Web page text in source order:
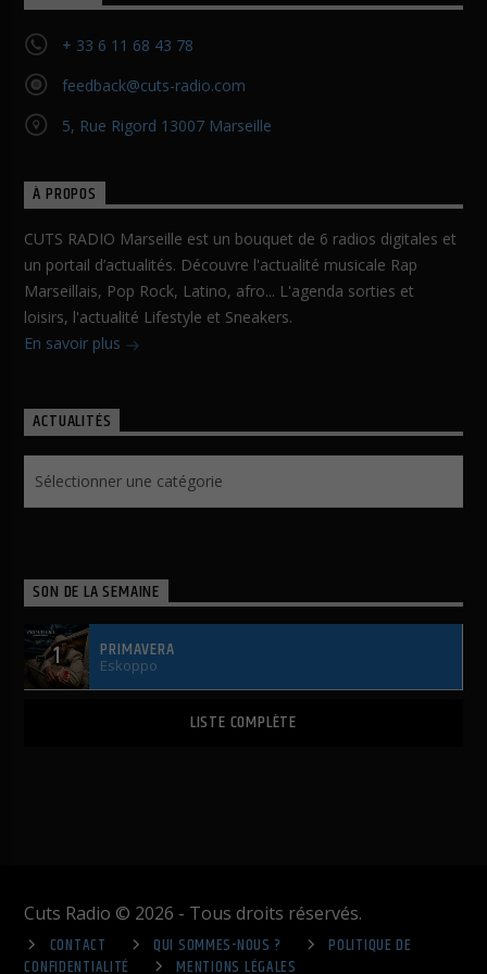
+ 33 6 11 68 43 78
feedback@cuts-radio.com
5, Rue Rigord 13007 Marseille
À PROPOS
CUTS RADIO Marseille est un bouquet de 6 radios digitales et
un portail d’actualités. Découvre l'actualité musicale Rap
Marseillais, Pop Rock, Latino, afro... L'agenda sorties et
loisirs, l'actualité Lifestyle et Sneakers.
En savoir plus
ACTUALITÉS
SON DE LA SEMAINE
1 PRIMAVERA
Eskoppo
LISTE COMPLÈTE
Cuts Radio © 2026 - Tous droits réservés.
CONTACT
QUI SOMMES-NOUS ?
POLITIQUE DE
CONFIDENTIALITÉ
MENTIONS LÉGALES